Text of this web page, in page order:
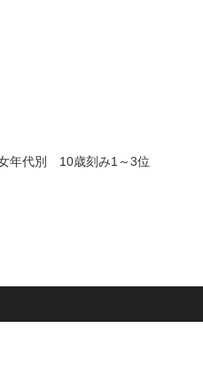
年代別 10歳刻み1～3位